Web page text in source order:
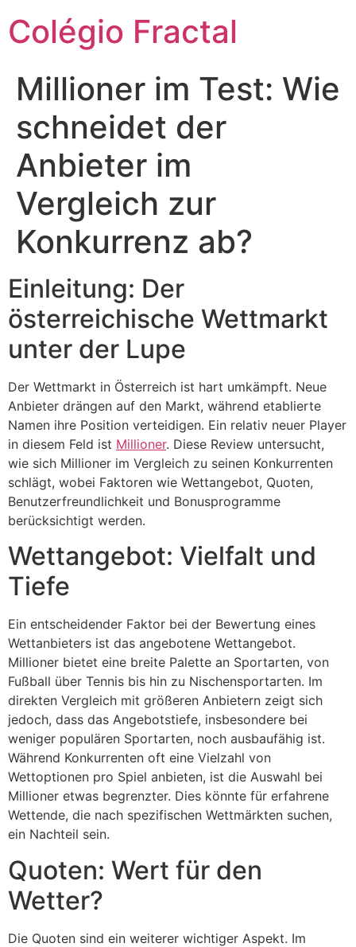
Colégio Fractal
Millioner im Test: Wie
schneidet der
Anbieter im
Vergleich zur
Konkurrenz ab?
Einleitung: Der
österreichische Wettmarkt
unter der Lupe
Der Wettmarkt in Österreich ist hart umkämpft. Neue
Anbieter drängen auf den Markt, während etablierte
Namen ihre Position verteidigen. Ein relativ neuer Player
in diesem Feld ist Millioner. Diese Review untersucht,
wie sich Millioner im Vergleich zu seinen Konkurrenten
schlägt, wobei Faktoren wie Wettangebot, Quoten,
Benutzerfreundlichkeit und Bonusprogramme
berücksichtigt werden.
Wettangebot: Vielfalt und
Tiefe
Ein entscheidender Faktor bei der Bewertung eines
Wettanbieters ist das angebotene Wettangebot.
Millioner bietet eine breite Palette an Sportarten, von
Fußball über Tennis bis hin zu Nischensportarten. Im
direkten Vergleich mit größeren Anbietern zeigt sich
jedoch, dass das Angebotstiefe, insbesondere bei
weniger populären Sportarten, noch ausbaufähig ist.
Während Konkurrenten oft eine Vielzahl von
Wettoptionen pro Spiel anbieten, ist die Auswahl bei
Millioner etwas begrenzter. Dies könnte für erfahrene
Wettende, die nach spezifischen Wettmärkten suchen,
ein Nachteil sein.
Quoten: Wert für den
Wetter?
Die Quoten sind ein weiterer wichtiger Aspekt. Im